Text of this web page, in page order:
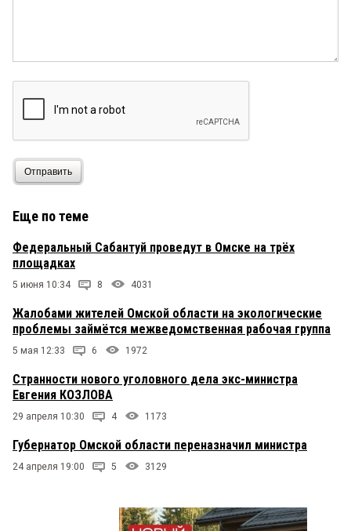
Отправить
Еще по теме
Федеральный Сабантуй проведут в Омске на трёх
площадках
5 июня 10:34 8 4031
Жалобами жителей Омской области на экологические
проблемы займётся межведомственная рабочая группа
5 мая 12:33 6 1972
Странности нового уголовного дела экс-министра
Евгения КОЗЛОВА
29 апреля 10:30 4 1173
Губернатор Омской области переназначил министра
24 апреля 19:00 5 3129